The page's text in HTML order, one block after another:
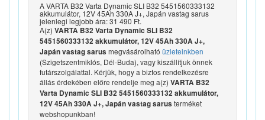
A VARTA B32 Varta Dynamic SLI B32 5451560333132
akkumulátor, 12V 45Ah 330A J+, Japán vastag sarus
jelenlegi legjobb ára: 31 490 Ft.
A(z) VARTA B32 Varta Dynamic SLI B32
5451560333132 akkumulátor, 12V 45Ah 330A J+,
Japán vastag sarus megvásárolható üzleteinkben
(Szigetszentmiklós, Dél-Buda), vagy kiszállítjuk önnek
futárszolgálattal. Kérjük, hogy a biztos rendelkezésre
állás érdekében előre rendelje meg a(z) VARTA B32
Varta Dynamic SLI B32 5451560333132 akkumulátor,
12V 45Ah 330A J+, Japán vastag sarus terméket
webshopunkban!